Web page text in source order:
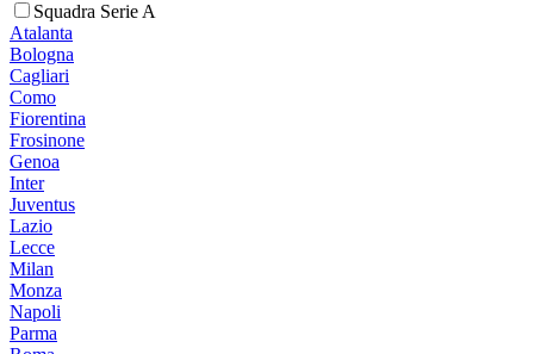
Squadra Serie A
Atalanta
Bologna
Cagliari
Como
Fiorentina
Frosinone
Genoa
Inter
Juventus
Lazio
Lecce
Milan
Monza
Napoli
Parma